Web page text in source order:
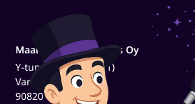
Maalausliike Taikomus Oy
Y-tunnus (3500320-1)
Varsikuja 7
90820 Oulu